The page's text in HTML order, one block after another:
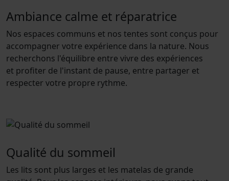
Ambiance calme et réparatrice
Nos espaces communs et nos tentes sont conçus pour
accompagner votre expérience dans la nature. Nous
recherchons l'équilibre entre vivre des expériences
et profiter de l'instant de pause, entre partager et
respecter votre propre rythme.
Qualité du sommeil
Les lits sont plus larges et les matelas de grande